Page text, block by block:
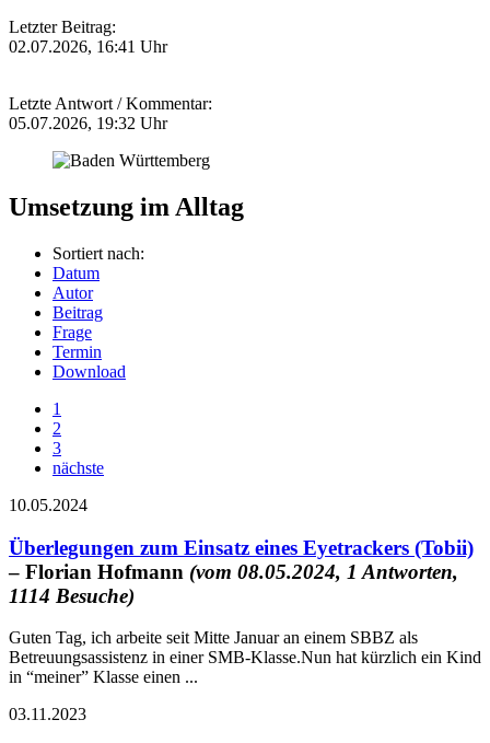
Letzter Beitrag:
02.07.2026, 16:41 Uhr
Letzte Antwort / Kommentar:
05.07.2026, 19:32 Uhr
Umsetzung im Alltag
Sortiert nach:
Datum
Autor
Beitrag
Frage
Termin
Download
1
2
3
nächste
10.05.2024
Überlegungen zum Einsatz eines Eyetrackers (Tobii)
– Florian Hofmann (vom 08.05.2024, 1 Antworten,
1114 Besuche)
Guten Tag, ich arbeite seit Mitte Januar an einem SBBZ als
Betreuungsassistenz in einer SMB-Klasse.Nun hat kürzlich ein Kind
in “meiner” Klasse einen ...
03.11.2023